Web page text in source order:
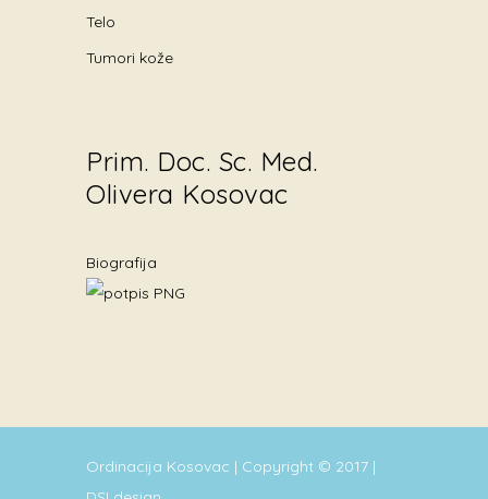
Telo
Tumori kože
Prim. Doc. Sc. Med.
Olivera Kosovac
Biografija
Ordinacija Kosovac | Copyright © 2017 |